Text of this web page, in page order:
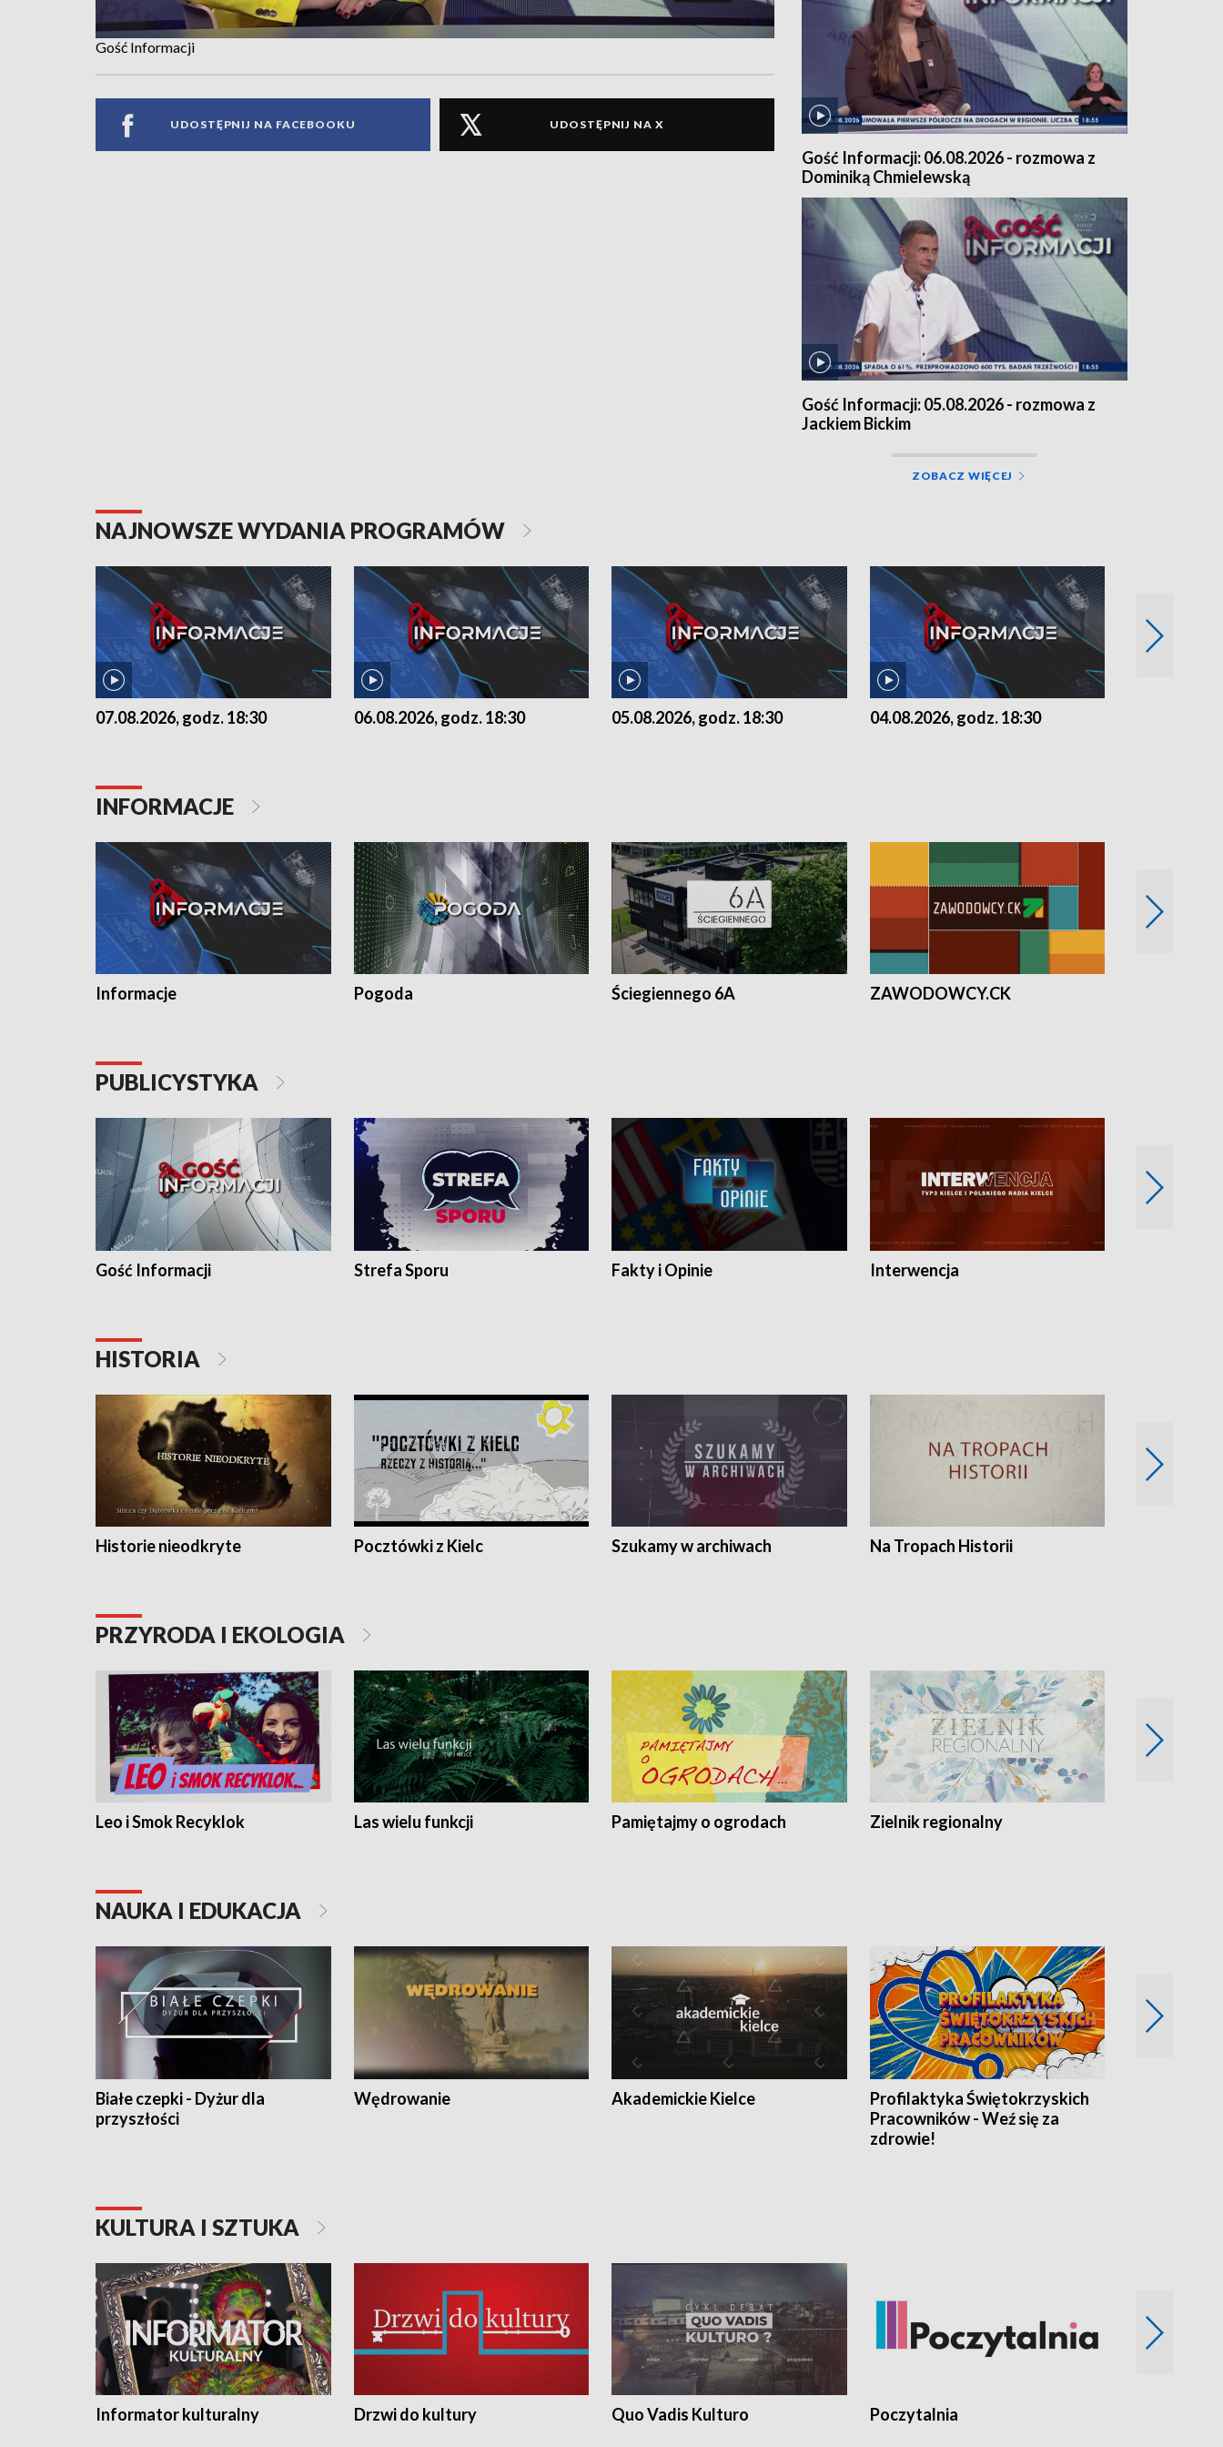
Gość Informacji
UDOSTĘPNIJ NA FACEBOOKU UDOSTĘPNIJ NA X
Gość Informacji: 06.08.2026 - rozmowa z
Dominiką Chmielewską
Gość Informacji: 05.08.2026 - rozmowa z
Jackiem Bickim
ZOBACZ WIĘCEJ
NAJNOWSZE WYDANIA PROGRAMÓW
07.08.2026, godz. 18:30 06.08.2026, godz. 18:30 05.08.2026, godz. 18:30 04.08.2026, godz. 18:30
INFORMACJE
Informacje Pogoda Ściegiennego 6A ZAWODOWCY.CK
PUBLICYSTYKA
Gość Informacji Strefa Sporu Fakty i Opinie Interwencja
HISTORIA
Historie nieodkryte Pocztówki z Kielc Szukamy w archiwach Na Tropach Historii
PRZYRODA I EKOLOGIA
Leo i Smok Recyklok Las wielu funkcji Pamiętajmy o ogrodach Zielnik regionalny
NAUKA I EDUKACJA
Białe czepki - Dyżur dla
przyszłości
Wędrowanie Akademickie Kielce
Profilaktyka Świętokrzyskich
Pracowników - Weź się za
zdrowie!
KULTURA I SZTUKA
Informator kulturalny Drzwi do kultury Quo Vadis Kulturo Poczytalnia